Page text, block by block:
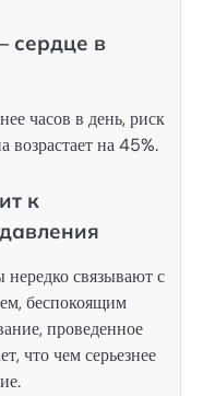
сердце в
часов в день, риск
возрастает на 45%.
к
связывают с
беспокоящим
проведенное
что чем серьезнее